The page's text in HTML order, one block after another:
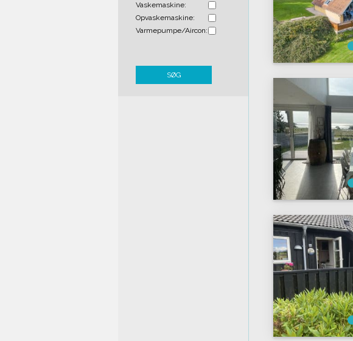
Vaskemaskine:
Opvaskemaskine:
Varmepumpe/Aircon:
SØG